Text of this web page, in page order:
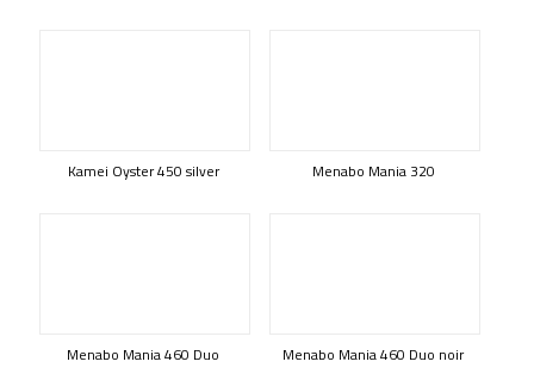
Kamei Oyster 450 silver Menabo Mania 320
Menabo Mania 460 Duo Menabo Mania 460 Duo noir